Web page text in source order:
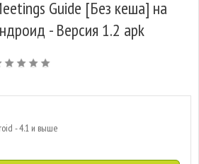
Guide [Без кеша] на
- Версия 1.2 apk
- 4.1 и выше